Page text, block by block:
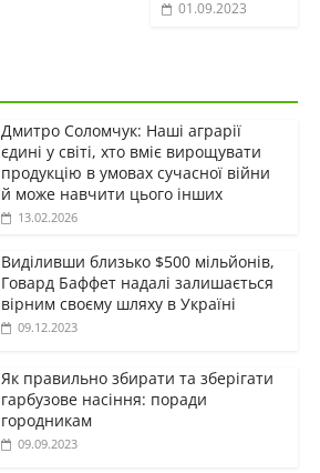
01.09.2023
Дмитро Соломчук: Наші аграрії
єдині у світі, хто вміє вирощувати
продукцію в умовах сучасної війни
й може навчити цього інших
13.02.2026
Виділивши близько $500 мільйонів,
Говард Баффет надалі залишається
вірним своєму шляху в Україні
09.12.2023
Як правильно збирати та зберігати
гарбузове насіння: поради
городникам
09.09.2023